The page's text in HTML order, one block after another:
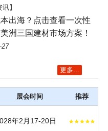
】
出海？点击查看一次性
洲三国建材市场方案！
27
更多...
展会时间 推荐
年2月17-20日